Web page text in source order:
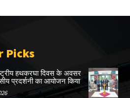
Picks
हथकरघा दिवस के अवसर
प्रदर्शनी का आयोजन किया